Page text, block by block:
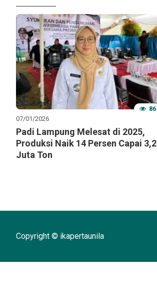
07/01/2026
86
Padi Lampung Melesat di 2025,
Produksi Naik 14 Persen Capai 3,2
Juta Ton
Copyright © ikapertaunila